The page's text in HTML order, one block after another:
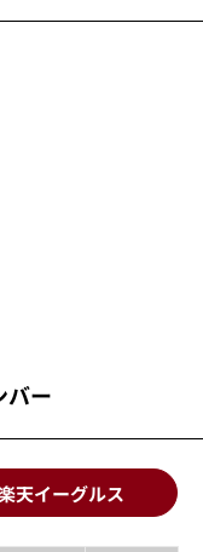
バー
天イーグルス